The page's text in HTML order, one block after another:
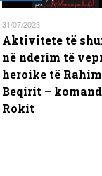
31/07/2023
Aktivitete të
në nderim të
heroike të Rahim
Beqirit –
Rokit